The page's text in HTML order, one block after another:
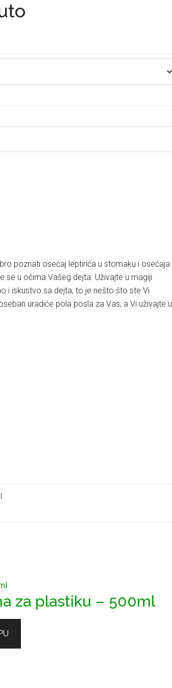
poznati osećaj leptirića u stomaku i osećaja
se u očima Vašeg dejta. Uživajte u magiji
i iskustvo sa dejta, to je nešto što ste Vi
uradiće pola posla za Vas, a Vi uživajte u
za plastiku – 500ml